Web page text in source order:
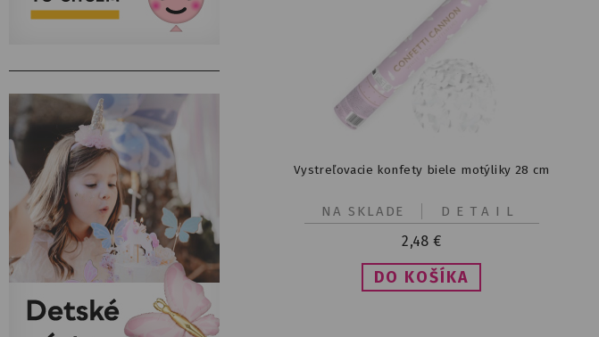
Vystreľovacie konfety biele motýliky 28 cm
2,48 €
DETAIL
NA SKLADE